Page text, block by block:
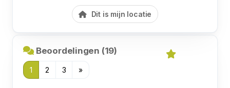
Dit is mijn locatie
Beoordelingen (19)
1 2 3 »